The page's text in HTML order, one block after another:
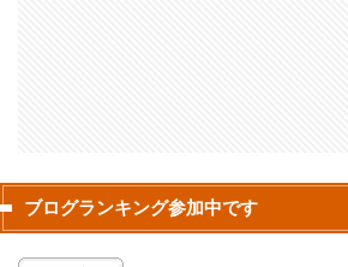
ブログランキング参加中です